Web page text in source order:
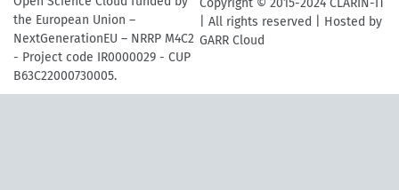
the European Union –
NextGenerationEU – NRRP M4C2
- Project code IR0000029 - CUP
B63C22000730005.
| All rights reserved | Hosted by
GARR Cloud